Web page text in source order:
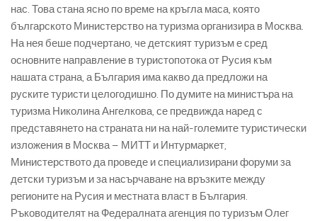
нас. Това стана ясно по време на кръгла маса, която
българското Министерство на туризма организира в Москва.
На нея беше подчертано, че детският туризъм е сред
основните направление в туристопотока от Русия към
нашата страна, а България има какво да предложи на
руските туристи целогодишно. По думите на министъра на
туризма Николина Ангелкова, се предвижда наред с
представянето на страната ни на най-големите туристически
изложения в Москва – МИТТ и Интурмаркет,
Министерството да проведе и специализирани форуми за
детски туризъм и за насърчаване на връзките между
регионите на Русия и местната власт в България.
Ръководителят на Федералната агенция по туризъм Олег